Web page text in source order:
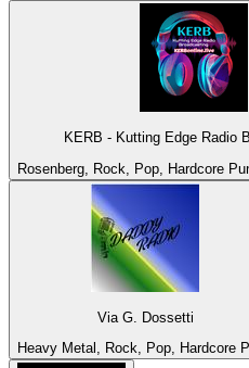
KERB - Kutting Edge Radio
Rosenberg, Rock, Pop, Hardcore
Via G. Dossetti
Heavy Metal, Rock, Pop, Hardcore